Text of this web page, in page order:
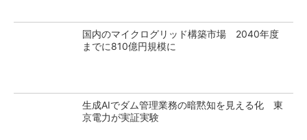
国内のマイクログリッド構築市場 2040年度
までに810億円規模に
生成AIでダム管理業務の暗黙知を見える化 東
京電力が実証実験